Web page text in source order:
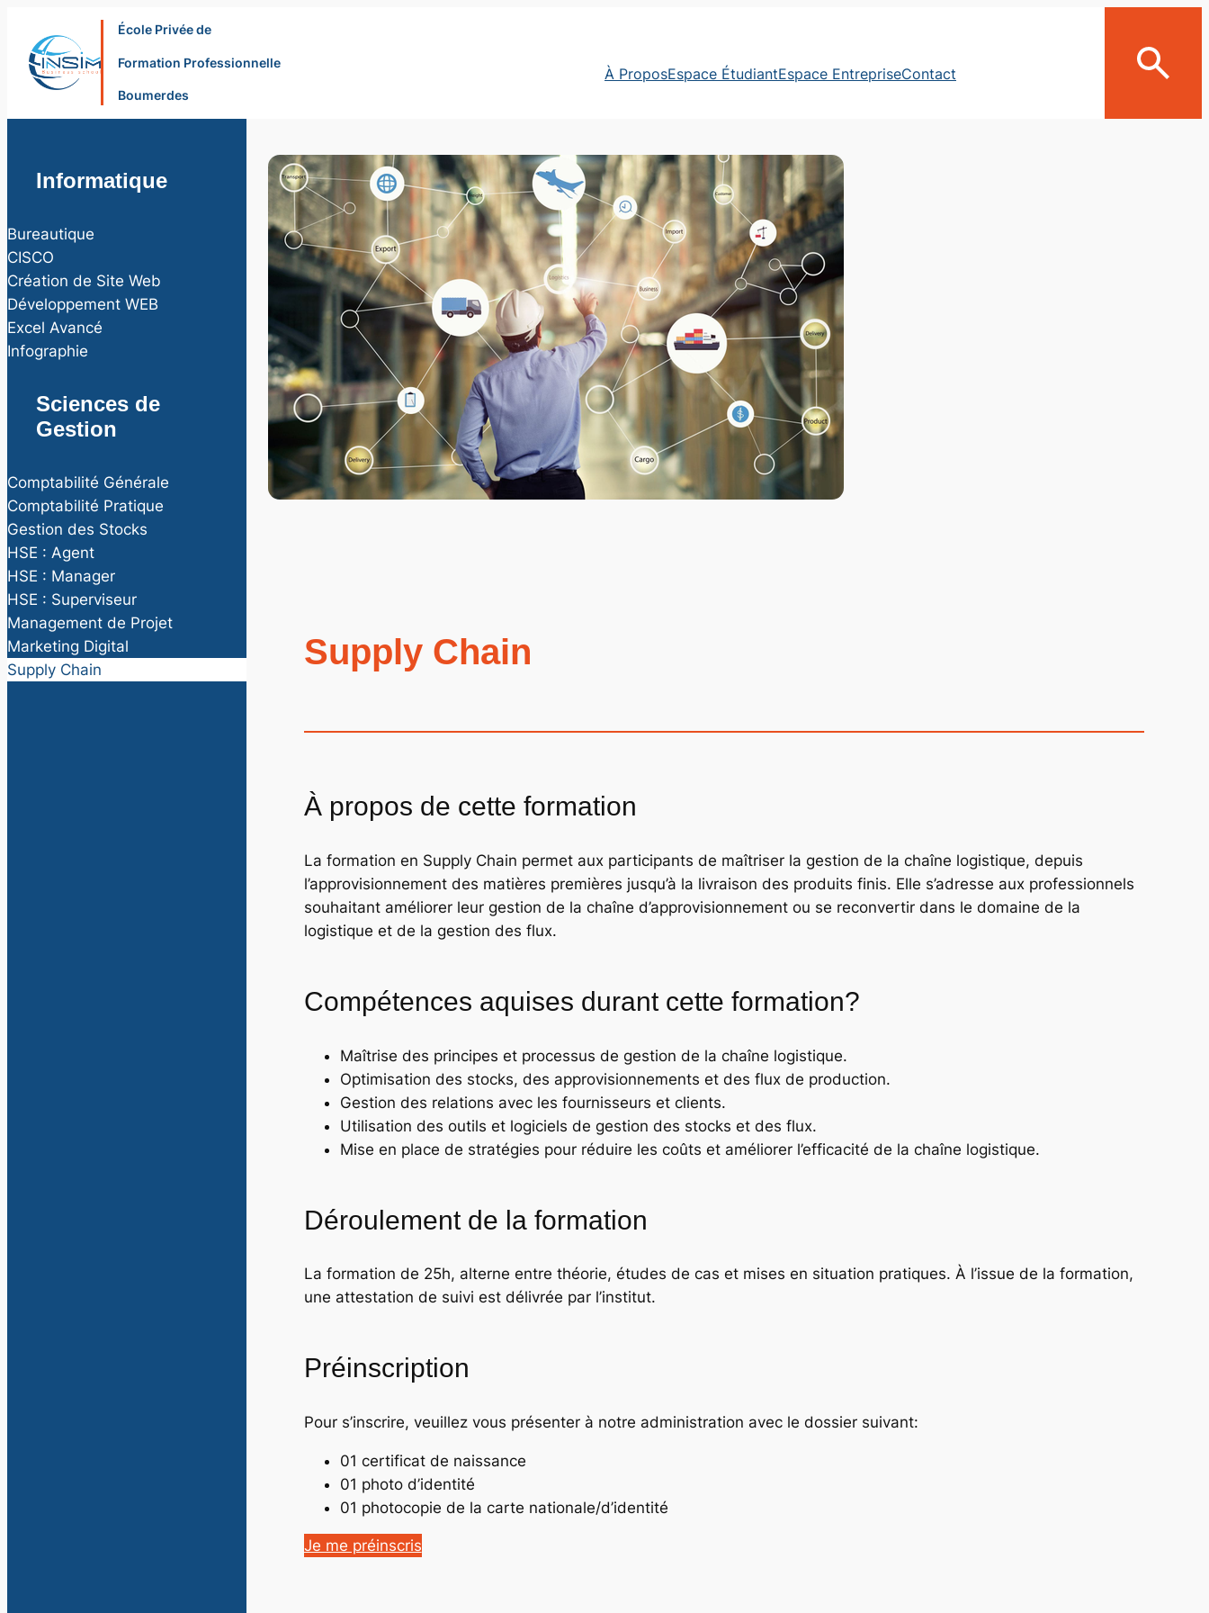
École Privée de
Formation Professionnelle
Boumerdes
À ProposEspace ÉtudiantEspace EntrepriseContact
Informatique
Bureautique
CISCO
Création de Site Web
Développement WEB
Excel Avancé
Infographie
Sciences de
Gestion
Comptabilité Générale
Comptabilité Pratique
Gestion des Stocks
HSE : Agent
HSE : Manager
HSE : Superviseur
Management de Projet
Marketing Digital
Supply Chain
Supply Chain
À propos de cette formation
La formation en Supply Chain permet aux participants de maîtriser la gestion de la chaîne logistique, depuis
l’approvisionnement des matières premières jusqu’à la livraison des produits finis. Elle s’adresse aux professionnels
souhaitant améliorer leur gestion de la chaîne d’approvisionnement ou se reconvertir dans le domaine de la
logistique et de la gestion des flux.
Compétences aquises durant cette formation?
Maîtrise des principes et processus de gestion de la chaîne logistique.
Optimisation des stocks, des approvisionnements et des flux de production.
Gestion des relations avec les fournisseurs et clients.
Utilisation des outils et logiciels de gestion des stocks et des flux.
Mise en place de stratégies pour réduire les coûts et améliorer l’efficacité de la chaîne logistique.
Déroulement de la formation
La formation de 25h, alterne entre théorie, études de cas et mises en situation pratiques. À l’issue de la formation,
une attestation de suivi est délivrée par l’institut.
Préinscription
Pour s’inscrire, veuillez vous présenter à notre administration avec le dossier suivant:
01 certificat de naissance
01 photo d’identité
01 photocopie de la carte nationale/d’identité
Je me préinscris